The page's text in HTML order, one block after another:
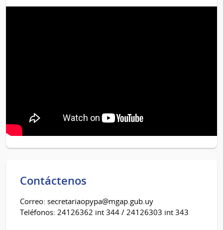
Contáctenos
Correo: secretariaopypa@mgap.gub.uy
Teléfonos: 24126362 int 344 / 24126303 int 343